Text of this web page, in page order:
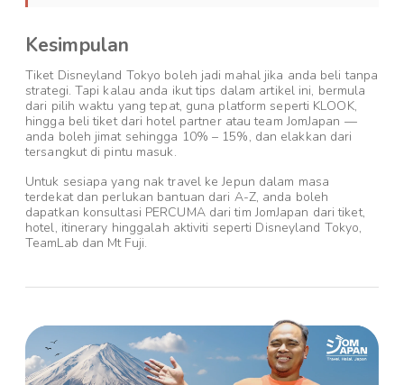
Kesimpulan
Tiket Disneyland Tokyo boleh jadi mahal jika anda beli tanpa
strategi. Tapi kalau anda ikut tips dalam artikel ini, bermula
dari pilih waktu yang tepat, guna platform seperti KLOOK,
hingga beli tiket dari hotel partner atau team JomJapan —
anda boleh jimat sehingga 10% – 15%, dan elakkan dari
tersangkut di pintu masuk.
Untuk sesiapa yang nak travel ke Jepun dalam masa
terdekat dan perlukan bantuan dari A-Z, anda boleh
dapatkan konsultasi PERCUMA dari tim JomJapan dari tiket,
hotel, itinerary hinggalah aktiviti seperti Disneyland Tokyo,
TeamLab dan Mt Fuji.